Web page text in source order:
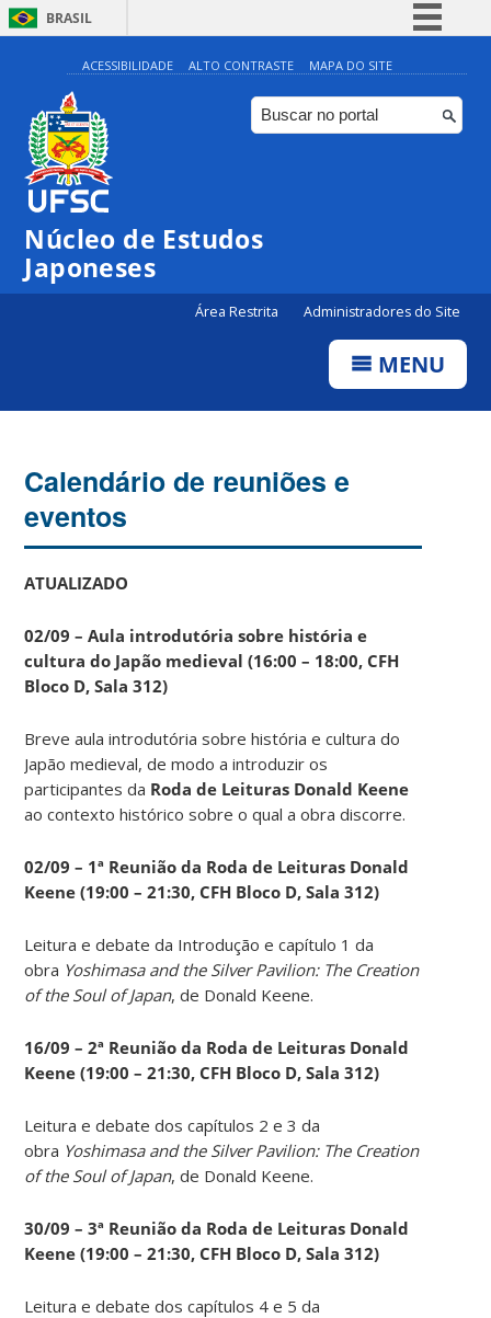
BRASIL
Simplifique!
Comunica BR
Participe
ACESSIBILIDADE ALTO CONTRASTE MAPA DO SITE
Núcleo de Estudos
Japoneses
Área Restrita Administradores do Site
MENU
Calendário de reuniões e
eventos
ATUALIZADO
02/09 – Aula introdutória sobre história e
cultura do Japão medieval (16:00 – 18:00, CFH
Bloco D, Sala 312)
Breve aula introdutória sobre história e cultura do
Japão medieval, de modo a introduzir os
participantes da Roda de Leituras Donald Keene
ao contexto histórico sobre o qual a obra discorre.
02/09 – 1ª Reunião da Roda de Leituras Donald
Keene (19:00 – 21:30, CFH Bloco D, Sala 312)
Leitura e debate da Introdução e capítulo 1 da
obra Yoshimasa and the Silver Pavilion: The Creation
of the Soul of Japan, de Donald Keene.
16/09 – 2ª Reunião da Roda de Leituras Donald
Keene (19:00 – 21:30, CFH Bloco D, Sala 312)
Leitura e debate dos capítulos 2 e 3 da
obra Yoshimasa and the Silver Pavilion: The Creation
of the Soul of Japan, de Donald Keene.
30/09 – 3ª Reunião da Roda de Leituras Donald
Keene (19:00 – 21:30, CFH Bloco D, Sala 312)
Leitura e debate dos capítulos 4 e 5 da